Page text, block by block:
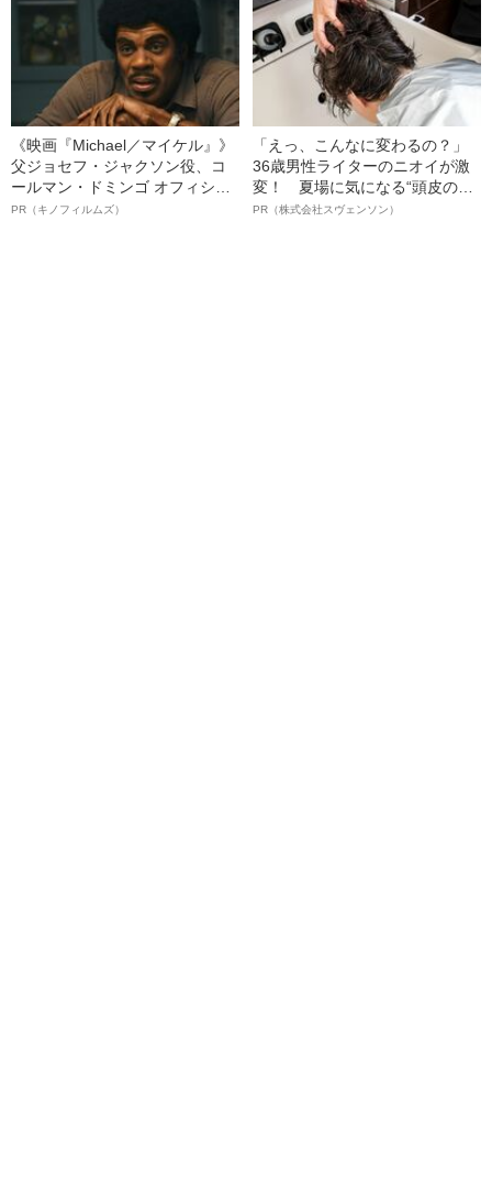
《映画『Michael／マイケル』》
父ジョセフ・ジャクソン役、コ
ールマン・ドミンゴ オフィシャ
ルインタビュー“観客を魅了した
PR（キノフィルムズ）
「えっ、こんなに変わるの？」
36歳男性ライターのニオイが激
変！ 夏場に気になる“頭皮のニ
オイ”や“ベタつき”を解消す
PR（株式会社スヴェンソン）